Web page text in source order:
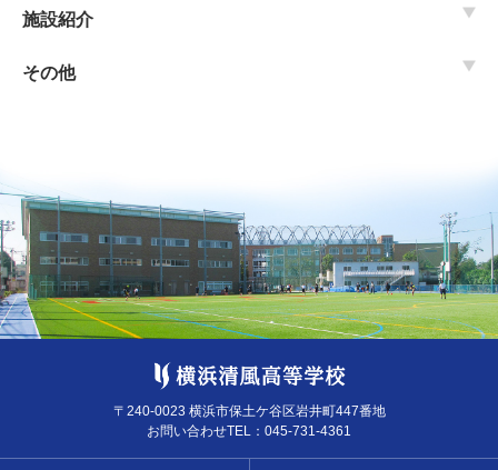
施設紹介
その他
〒240-0023 横浜市保土ケ谷区岩井町447番地
お問い合わせTEL： 045-731-4361